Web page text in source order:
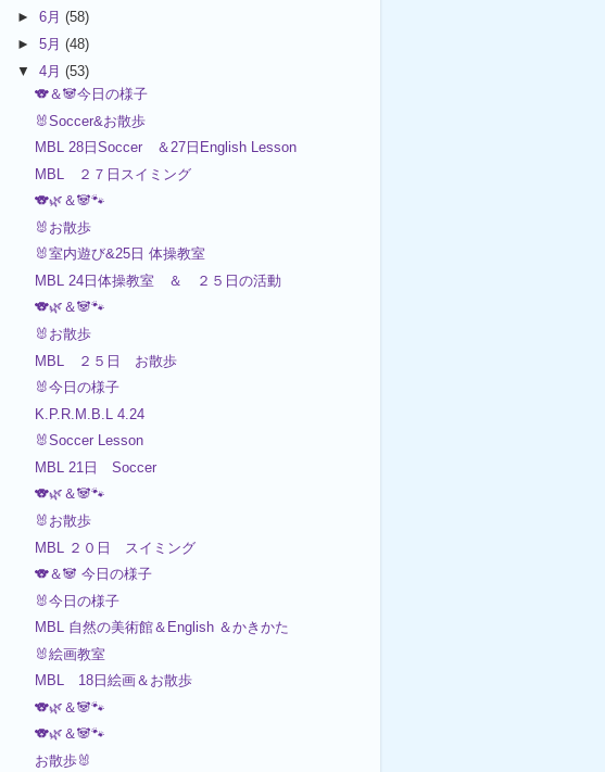
►6月(58)
►5月(48)
▼4月(53)
🐨＆🐼今日の様子
🐰Soccer&お散歩
MBL 28日Soccer ＆27日English Lesson
MBL ２７日スイミング
🐨🌿＆🐼🐾
🐰お散歩
🐰室内遊び&25日 体操教室
MBL 24日体操教室 ＆ ２５日の活動
🐨🌿＆🐼🐾
🐰お散歩
MBL ２５日 お散歩
🐰今日の様子
K.P.R.M.B.L 4.24
🐰Soccer Lesson
MBL 21日 Soccer
🐨🌿＆🐼🐾
🐰お散歩
MBL ２０日 スイミング
🐨＆🐼 今日の様子
🐰今日の様子
MBL 自然の美術館＆English ＆かきかた
🐰絵画教室
MBL 18日絵画＆お散歩
🐨🌿＆🐼🐾
🐨🌿＆🐼🐾
お散歩🐰